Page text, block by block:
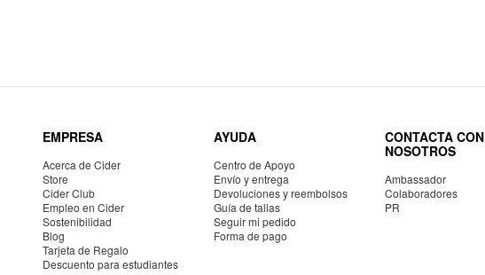
EMPRESA
Acerca de Cider
Store
Cider Club
Empleo en Cider
Sostenibilidad
Blog
Tarjeta de Regalo
Descuento para estudiantes
AYUDA
Centro de Apoyo
Envío y entrega
Devoluciones y reembolsos
Guía de tallas
Seguir mi pedido
Forma de pago
CONTACTA CON
NOSOTROS
Ambassador
Colaboradores
PR